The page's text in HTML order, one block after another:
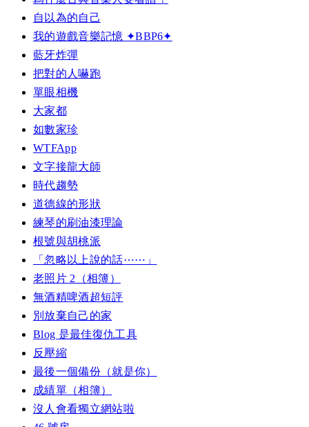
自以為的自己
我的遊戲音樂記憶 ✦BBP6✦
藍牙炸彈
把對的人嚇跑
單眼相機
大家都
如數家珍
WTFApp
文字接龍大師
時代趨勢
道德線的形狀
練琴的刷油漆理論
根號與胡桃派
「忽略以上說的話⋯⋯」
老照片 2（相簿）
無酒精啤酒超短評
別放棄自己的家
Blog 是最佳復仇工具
反壓縮
最後一個備份（就是你）
成績單（相簿）
沒人會看獨立網站啦